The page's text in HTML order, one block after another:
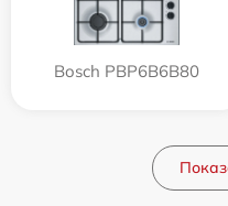
Bosch PBP6B6B80